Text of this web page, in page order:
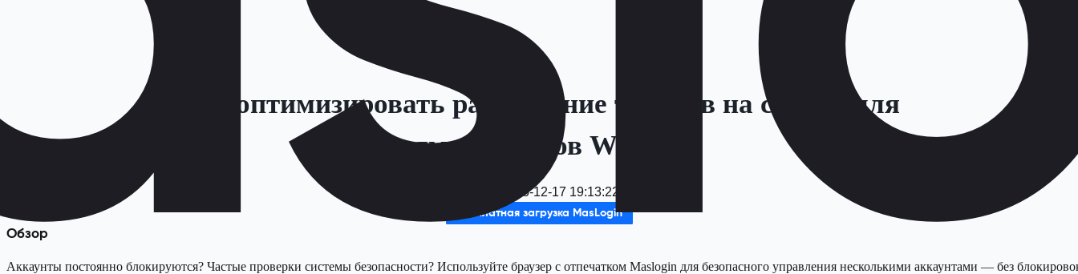
Как оптимизировать размещение товаров на складе для
прямых эфиров Whatnot
2025-12-17 19:13:22
Бесплатная загрузка MasLogin
Обзор
Аккаунты постоянно блокируются? Частые проверки системы безопасности? Используйте браузер с отпечатком Maslogin для безопасного управления несколькими аккаунтами — без